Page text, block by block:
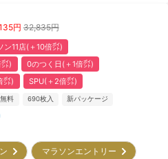
円 32,835円
ン11店(＋10倍㌽)
)
0のつく日(＋1倍㌽)
㌽)
SPU(＋2倍㌽)
料 690枚入 新パッケージ
マラソンエントリー